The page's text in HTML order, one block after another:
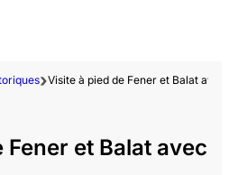
Visite à pied de Fener et Balat
et Balat avec